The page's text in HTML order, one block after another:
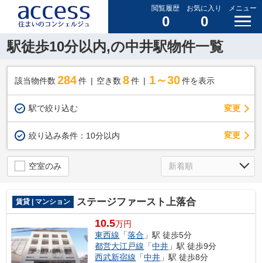
閲覧履歴
0
お気に入り
0
メニュー
駅徒歩10分以内,の中井駅物件一覧
該当物件数 284件 空き数 8 件 1～30 件を表示
駅で絞り込む 変更
絞り込み条件： 10分以内 変更
空室のみ
賃貸 | マンション ステージファースト上落合
10.5万円
東西線 「落合 」駅 徒歩5分
都営大江戸線 「中井 」駅 徒歩9分
西武新宿線 「中井 」駅 徒歩8分